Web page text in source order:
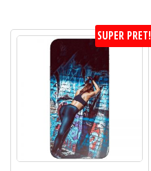
SUPER PRET!